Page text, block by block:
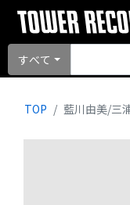
すべて
TOP 藍川由美/三